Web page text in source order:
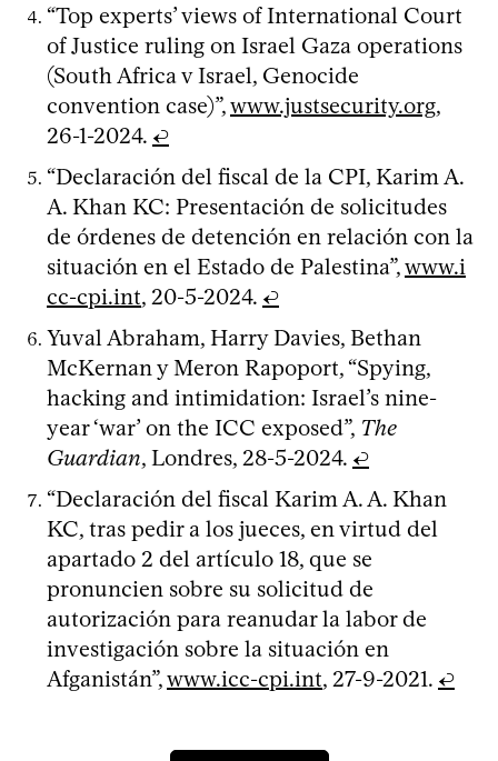
“Top experts’ views of International Court
of Justice ruling on Israel Gaza operations
(South Africa v Israel, Genocide
convention case)”,www.justsecurity.org,
26-1-2024. ↩
“Declaración del fiscal de la CPI, Karim A.
A. Khan KC: Presentación de solicitudes
de órdenes de detención en relación con la
situación en el Estado de Palestina”,www.i
cc-cpi.int, 20-5-2024. ↩
Yuval Abraham, Harry Davies, Bethan
McKernan y Meron Rapoport, “Spying,
hacking and intimidation: Israel’s nine-
year ‘war’ on the ICC exposed”, The
Guardian, Londres, 28-5-2024. ↩
“Declaración del fiscal Karim A. A. Khan
KC, tras pedir a los jueces, en virtud del
apartado 2 del artículo 18, que se
pronuncien sobre su solicitud de
autorización para reanudar la labor de
investigación sobre la situación en
Afganistán”,www.icc-cpi.int, 27-9-2021. ↩